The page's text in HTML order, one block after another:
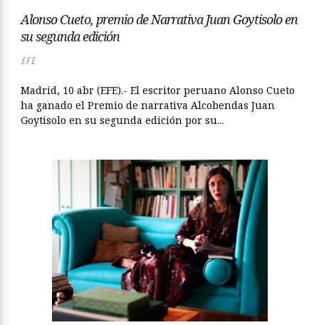
Alonso Cueto, premio de Narrativa Juan Goytisolo en
su segunda edición
EFE
Madrid, 10 abr (EFE).- El escritor peruano Alonso Cueto
ha ganado el Premio de narrativa Alcobendas Juan
Goytisolo en su segunda edición por su...